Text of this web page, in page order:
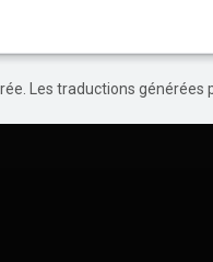
Les traductions générées